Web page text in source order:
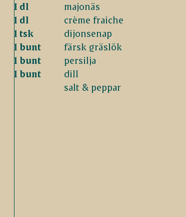
1 dl
majonäs
1 dl
crème fraiche
1 tsk
dijonsenap
1 bunt
färsk gräslök
1 bunt
persilja
1 bunt
dill
salt & peppar